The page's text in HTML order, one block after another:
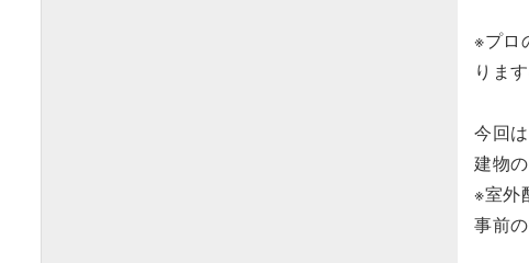
※プロ
りま
今回
建物
※室外
事前